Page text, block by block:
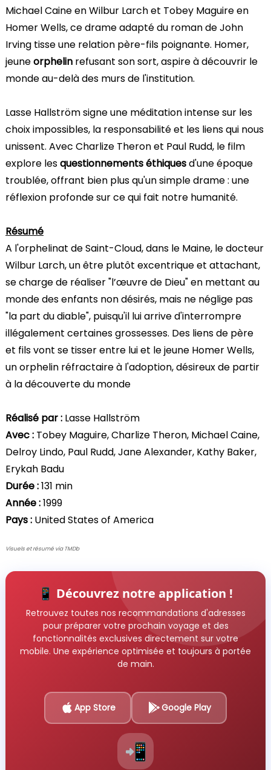
Michael Caine en Wilbur Larch et Tobey Maguire en
Homer Wells, ce drame adapté du roman de John
Irving tisse une relation père-fils poignante. Homer,
jeuneorphelin refusant son sort, aspire à découvrir le
monde au-delà des murs de l'institution.
Lasse Hallström signe une méditation intense sur les
choix impossibles, la responsabilité et les liens qui nous
unissent. Avec Charlize Theron et Paul Rudd, le film
explore lesquestionnements éthiquesd'une époque
troublée, offrant bien plus qu'un simple drame : une
réflexion profonde sur ce qui fait notre humanité.
Résumé
A l'orphelinat de Saint-Cloud, dans le Maine, le docteur
Wilbur Larch, un être plutôt excentrique et attachant,
se charge de réaliser "l’œuvre de Dieu" en mettant au
monde des enfants non désirés, mais ne néglige pas
"la part du diable", puisqu'il lui arrive d'interrompre
illégalement certaines grossesses. Des liens de père
et fils vont se tisser entre lui et le jeune Homer Wells,
un orphelin réfractaire à l'adoption, désireux de partir
à la découverte du monde
Réalisé par : Lasse Hallström
Avec : Tobey Maguire, Charlize Theron, Michael Caine,
Delroy Lindo, Paul Rudd, Jane Alexander, Kathy Baker,
Erykah Badu
Durée :131 min
Année :1999
Pays : United States of America
Visuels et résumé via TMDb
📱 Découvrez notre application !
Retrouvez toutes nos recommandations d'adresses
pour préparer votre prochain voyage et des
fonctionnalités exclusives directement sur votre
mobile. Une expérience optimisée et toujours à portée
de main.
App Store Google Play
📲